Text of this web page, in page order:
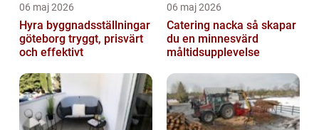
06 maj 2026
Hyra byggnadsställningar
göteborg tryggt, prisvärt
och effektivt
06 maj 2026
Catering nacka så skapar
du en minnesvärd
måltidsupplevelse